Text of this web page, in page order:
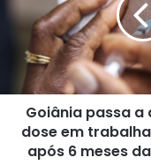
Goiânia passa
dose em
após 6 meses